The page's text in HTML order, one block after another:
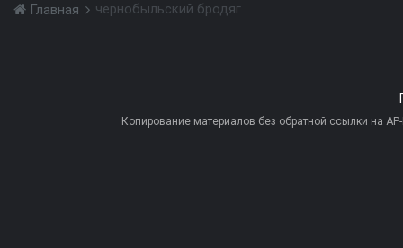
Главная чернобыльский бродяг
Копирование материалов без обратной ссылки на